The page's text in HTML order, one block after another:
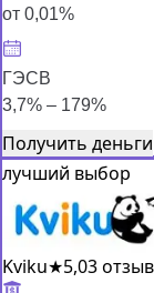
от 0,01%
ГЭСВ
3,7% – 179%
Получить деньги
лучший выбор
Kviku★5,03